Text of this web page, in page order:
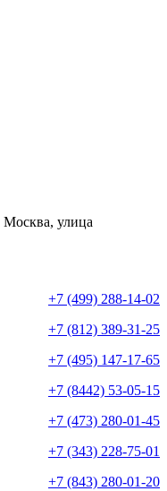
Москва, улица
+7 (499) 288-14-02
+7 (812) 389-31-25
+7 (495) 147-17-65
+7 (8442) 53-05-15
+7 (473) 280-01-45
+7 (343) 228-75-01
+7 (843) 280-01-20